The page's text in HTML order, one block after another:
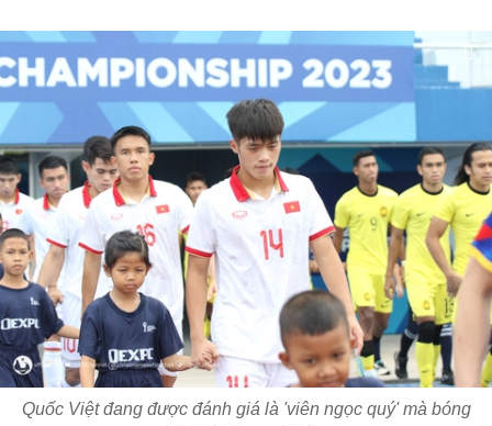
Quốc Việt đang được đánh giá là 'viên ngọc quý' mà bóng